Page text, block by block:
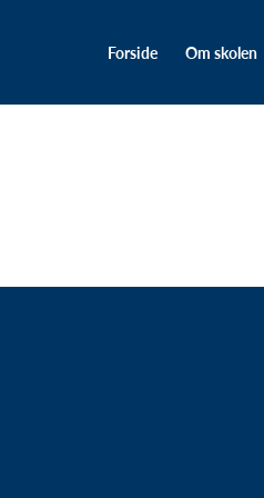
Forside Om skolen